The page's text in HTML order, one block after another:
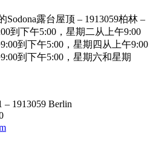
Sodona露台屋顶 – 1913059柏林 –
到下午5:00，星期二从上午9:00
到下午5:00，星期四从上午9:00
到下午5:00，星期六和星期
– 1913059 Berlin